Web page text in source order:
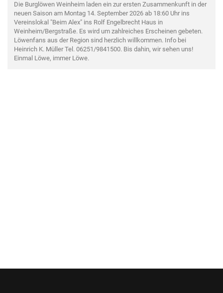
Die Burglöwen Weinheim laden ein zur ersten Zusammenkunft in der
neuen Saison am Montag 14. September 2026 ab 18:60 Uhr ins
Vereinslokal "Beim Alex" ins Rolf Engelbrecht Haus in
Weinheim/Bergstraße. Es wird um zahlreiches Erscheinen gebeten.
Löwenfans aus der Region sind herzlich willkommen. Info bei
Heinrich K. Müller Tel. 06251/9841500. Bis dahin, wir sehen uns!
Einmal Löwe, immer Löwe.